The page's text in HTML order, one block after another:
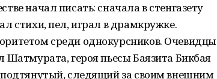
начал писать: сначала в стенгазету
стихи, пел, играл в драмкружке.
среди однокурсников. Очевидцы
Шатмурата, героя пьесы Баязита Бикбая
подтянутый, следящий за своим внешним